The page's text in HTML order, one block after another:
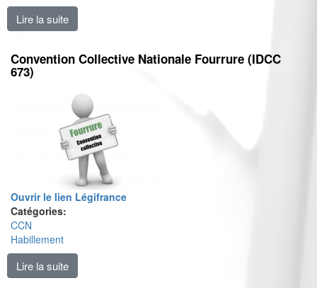
Lire la suite
Convention Collective Nationale Fourrure (IDCC
673)
Ouvrir le lien Légifrance
Catégories:
CCN
Habillement
Lire la suite